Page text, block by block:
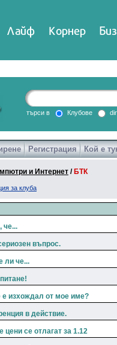
Лайф Корнер
DirTV Impressio
търси в Клубове
Регистрация Кой е
и Интернет / БТК
за клуба
че...
въпрос.
ли че...
е изхождал от мое име?
в действие.
цени се отлагат за 1.12